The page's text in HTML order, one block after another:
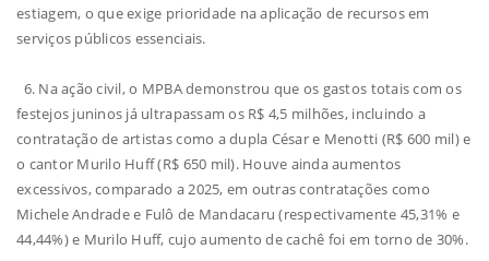
estiagem, o que exige prioridade na aplicação de recursos em
serviços públicos essenciais.
6. Na ação civil, o MPBA demonstrou que os gastos totais com os
festejos juninos já ultrapassam os R$ 4,5 milhões, incluindo a
contratação de artistas como a dupla César e Menotti (R$ 600 mil) e
o cantor Murilo Huff (R$ 650 mil). Houve ainda aumentos
excessivos, comparado a 2025, em outras contratações como
Michele Andrade e Fulô de Mandacaru (respectivamente 45,31% e
44,44%) e Murilo Huff, cujo aumento de cachê foi em torno de 30%.